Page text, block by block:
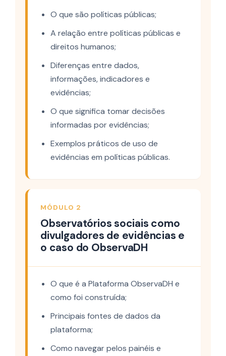
O que são políticas públicas;
A relação entre políticas públicas e
direitos humanos;
Diferenças entre dados,
informações, indicadores e
evidências;
O que significa tomar decisões
informadas por evidências;
Exemplos práticos de uso de
evidências em políticas públicas.
MÓDULO 2
Observatórios sociais como
divulgadores de evidências e
o caso do ObservaDH
O que é a Plataforma ObservaDH e
como foi construída;
Principais fontes de dados da
plataforma;
Como navegar pelos painéis e